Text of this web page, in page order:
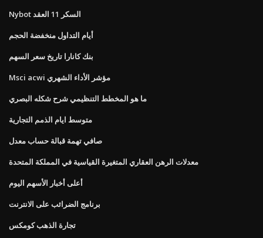
Nybot السكر 11 العقد
أيام التداول منخفضة الحجم
بنك كانارا تاريخ سعر السهم
Msci acwi مؤشر الأداء الشهري
ما هو المخطط التنظيمي شرح شكله البصري
متوسط ​​ايام الذمم التجارية
صافي تهمة قبالة حساب معدل
معدلات الرهن العقاري المتغيرة القياسية في المملكة المتحدة
أعلى أخبار الأسهم اليوم
برنامج الضرائب على الانترنت
تجارة الذهب كومكس